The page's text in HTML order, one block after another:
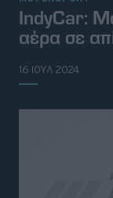
IndyCar:
αέρα σε
16 ΙΟΥΛ 2024